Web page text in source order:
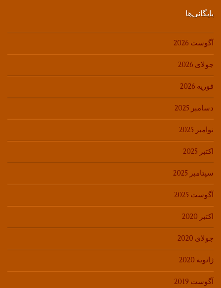
بایگانی‌ها
آگوست 2026
جولای 2026
فوریه 2026
دسامبر 2025
نوامبر 2025
اکتبر 2025
سپتامبر 2025
آگوست 2025
اکتبر 2020
جولای 2020
ژانویه 2020
آگوست 2019